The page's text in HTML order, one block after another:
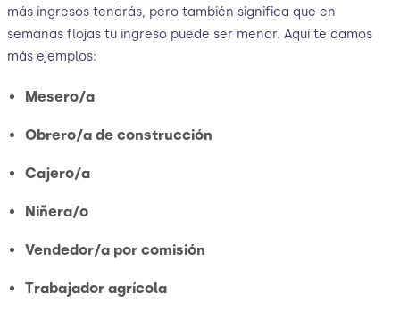
más ingresos tendrás, pero también significa que en
semanas flojas tu ingreso puede ser menor. Aquí te damos
más ejemplos:
Mesero/a
Obrero/a de construcción
Cajero/a
Niñera/o
Vendedor/a por comisión
Trabajador agrícola